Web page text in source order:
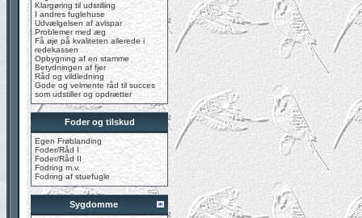
Klargøring til udstilling
I andres fuglehuse
Udvælgelsen af avlspar
Problemer med æg
Få øje på kvaliteten allerede i
redekassen
Opbygning af en stamme
Betydningen af fjer
Råd og vildledning
Gode og velmente råd til succes
som udstiller og opdrætter
Foder og tilskud
Egen Frøblanding
Foder/Råd I
Foder/Råd II
Fodring m.v.
Fodring af stuefugle
Sygdomme